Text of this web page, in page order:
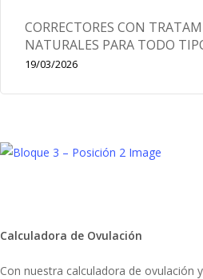
CORRECTORES CON
NATURALES PARA TODO
19/03/2026
Calculadora de Ovulación
Con nuestra calculadora de ovulación